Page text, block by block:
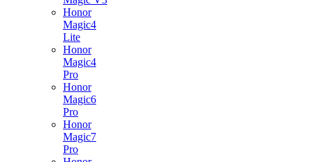
Honor
Magic4
Lite
Honor
Magic4
Pro
Honor
Magic6
Pro
Honor
Magic7
Pro